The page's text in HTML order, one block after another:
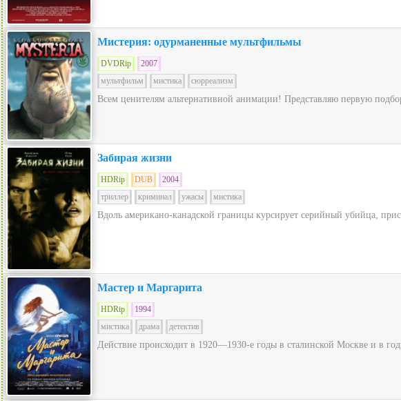
Мистерия: одурманенные мультфильмы
DVDRip
2007
мультфильм
мистика сюрреализм
Всем ценителям альтернативной анимации! Представляю первую
Забирая жизни
HDRip DUB
2004
триллер
криминал ужасы мистика
Вдоль американо-канадской границы курсирует серийный убийца,
Мастер и Маргарита
HDRip
1994
мистика
драма детектив
Действие происходит в 1920—1930-е годы в сталинской Москве и в